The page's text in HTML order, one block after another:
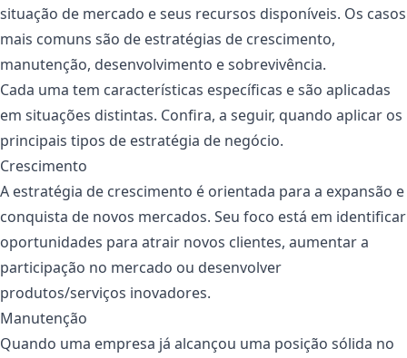
situação de mercado e seus recursos disponíveis. Os casos
mais comuns são de estratégias de crescimento,
manutenção, desenvolvimento e sobrevivência.
Cada uma tem características específicas e são aplicadas
em situações distintas. Confira, a seguir, quando aplicar os
principais tipos de estratégia de negócio.
Crescimento
A estratégia de crescimento é orientada para a expansão e
conquista de novos mercados. Seu foco está em identificar
oportunidades para atrair novos clientes, aumentar a
participação no mercado ou desenvolver
produtos/serviços inovadores.
Manutenção
Quando uma empresa já alcançou uma posição sólida no